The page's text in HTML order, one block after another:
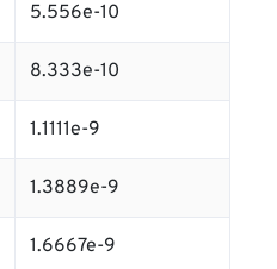
5.556e-10
8.333e-10
1.1111e-9
1.3889e-9
1.6667e-9